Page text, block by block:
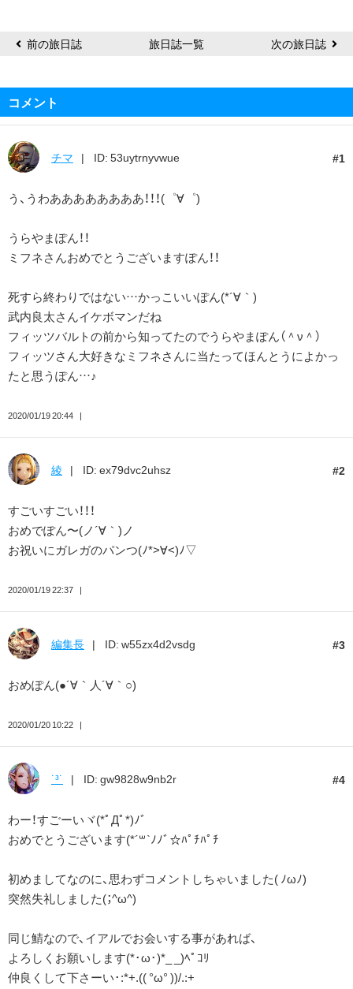
会 前の旅日誌 旅日誌一覧 次の旅日誌
コメント
1
チマ ID: 53uytrnyvwue
う、うわああああああああ！！！(゜∀゜)
うらやまぽん！！
ミフネさんおめでとうございますぽん！！
死すら終わりではない…かっこいいぽん(*´∀｀)
武内良太さんイケボマンだね
フィッツバルトの前から知ってたのでうらやまぽん（＾ν＾）
フィッツさん大好きなミフネさんに当たってほんとうによかっ
たと思うぽん…♪
2020/01/19 20:44
2
綾 ID: ex79dvc2uhsz
すごいすごい！！！
おめでぽん〜(ノ´∀｀)ノ
お祝いにガレガのパンつ(ﾉ*>∀<)ﾉ▽
2020/01/19 22:37
3
編集長 ID: w55zx4d2vsdg
おめぽん(●´∀｀人´∀｀○)
2020/01/20 10:22
4
˙³˙ ID: gw9828w9nb2r
わー！すごーいヾ(*ﾟДﾟ*)ﾉﾞ
おめでとうございます(*´꒳`ﾉﾉﾞ☆ﾊﾟﾁﾊﾟﾁ
初めましてなのに、思わずコメントしちゃいました( ﾉωﾉ)
突然失礼しました(；^ω^)
同じ鯖なので、イアルでお会いする事があれば、
よろしくお願いします(*･ω･)*_ _)ﾍﾟｺﾘ
仲良くして下さーい･:*+.(( °ω° ))/.:+